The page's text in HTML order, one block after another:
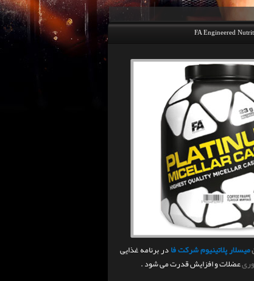
این وب سایت جهت اطلاع رسانی و
FA Engineered
میسلار پلاتینیوم شرکت فادر برنامه غذایی
عضلات و افزایش قدرت می شود .